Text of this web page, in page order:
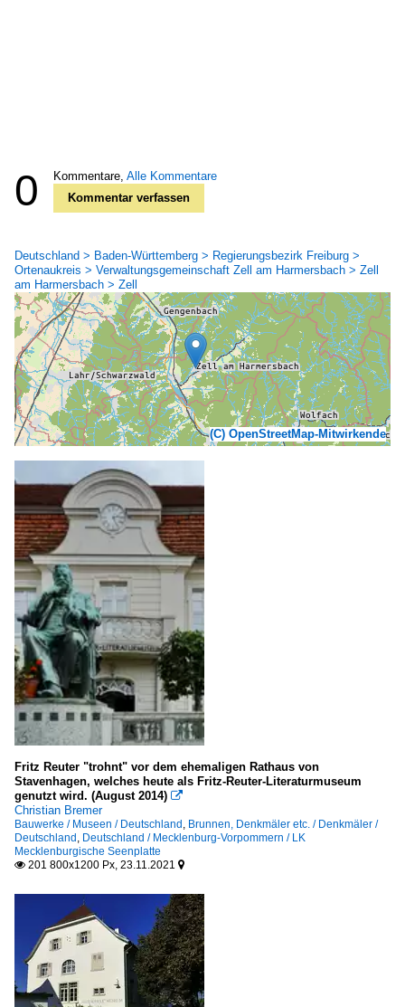
0 Kommentare, Alle Kommentare
Kommentar verfassen
Deutschland > Baden-Württemberg > Regierungsbezirk Freiburg >
Ortenaukreis > Verwaltungsgemeinschaft Zell am Harmersbach > Zell
am Harmersbach > Zell
(C) OpenStreetMap-Mitwirkende
Fritz Reuter "trohnt" vor dem ehemaligen Rathaus von
Stavenhagen, welches heute als Fritz-Reuter-Literaturmuseum
genutzt wird. (August 2014) 
Christian Bremer
Bauwerke / Museen / Deutschland , Brunnen, Denkmäler etc. / Denkmäler /
Deutschland , Deutschland / Mecklenburg-Vorpommern / LK
Mecklenburgische Seenplatte
 201 800x1200 Px, 23.11.2021 